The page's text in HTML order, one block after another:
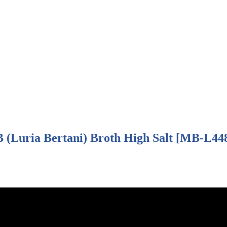
(Luria Bertani) Broth High Salt [MB-